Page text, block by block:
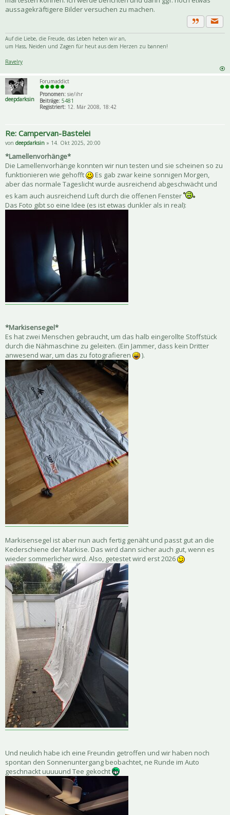
aussagekräftigere Bilder versuchen zu machen.
Zitat
Auf die Liebe, die Freude, das Leben heben wir an,
um Hass, Neiden und Zagen für heut aus dem Herzen zu bannen!
Ravelry
deepdarksin
Forumaddict
Pronomen: sie/ihr
Beiträge: 5481
Registriert: 12. Mär 2008, 18:42
Re: Campervan-Bastelei
von deepdarksin » 14. Okt 2025, 20:00
*Lamellenvorhänge*
Die Lamellenvorhänge konnten wir nun testen und sie scheinen so zu
funktionieren wie gehofft
Es gab zwar keine sonnigen Morgen,
aber das normale Tageslicht wurde ausreichend abgeschwächt und
es kam auch ausreichend Luft durch die offenen Fenster
Das Foto gibt so eine Idee (es ist etwas dunkler als in real):
*Markisensegel*
Es hat zwei Menschen gebraucht, um das halb eingerollte Stoffstück
durch die Nähmaschine zu geleiten. (Ein Jammer, dass kein Dritter
anwesend war, um das zu fotografieren
).
Markisensegel ist aber nun auch fertig genäht und passt gut an die
Kederschiene der Markise. Das wird dann sicher auch gut, wenn es
wieder sommerlicher wird. Also, getestet wird erst 2026
Und neulich habe ich eine Freundin getroffen und wir haben noch
spontan den Sonnenuntergang beobachtet, ne Runde im Auto
geschnackt uuuuund Tee gekocht